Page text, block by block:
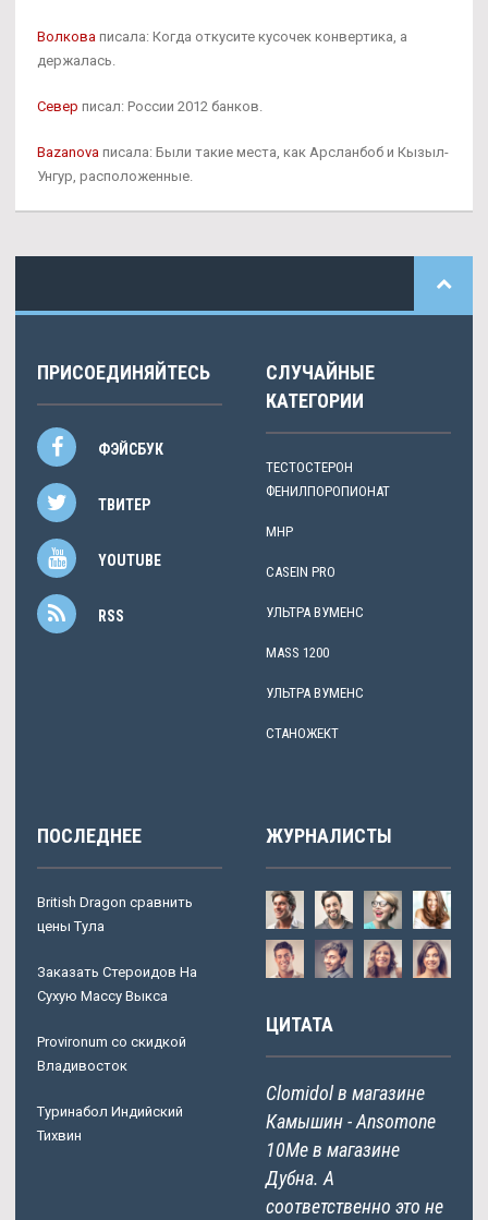
Волкова писала: Когда откусите кусочек конвертика, а
держалась.
Север писал: России 2012 банков.
Bazanova писала: Были такие места, как Арсланбоб и Кызыл-
Унгур, расположенные.
ПРИСОЕДИНЯЙТЕСЬ
ФЭЙСБУК
ТВИТЕР
YOUTUBE
RSS
СЛУЧАЙНЫЕ
КАТЕГОРИИ
ТЕСТОСТЕРОН
ФЕНИЛПОРОПИОНАТ
MHP
CASEIN PRO
УЛЬТРА ВУМЕНС
MASS 1200
УЛЬТРА ВУМЕНС
СТАНОЖЕКТ
ПОСЛЕДНЕЕ
British Dragon сравнить
цены Тула
Заказать Стероидов На
Сухую Массу Выкса
Provironum со скидкой
Владивосток
Туринабол Индийский
Тихвин
ЖУРНАЛИСТЫ
ЦИТАТА
Clomidol в магазине
Камышин - Ansomone
10Me в магазине
Дубна. А
соответственно это не